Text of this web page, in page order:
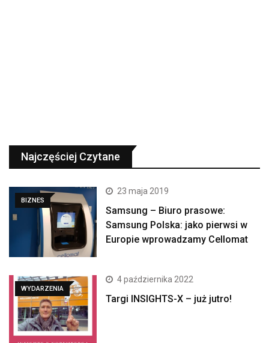
Najczęściej Czytane
BIZNES
23 maja 2019
Samsung – Biuro prasowe:
Samsung Polska: jako pierwsi w
Europie wprowadzamy Cellomat
WYDARZENIA
4 października 2022
Targi INSIGHTS-X – już jutro!